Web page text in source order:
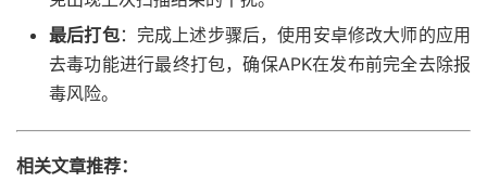
最后打包：完成上述步骤后，使用安卓修改大师的应用
去毒功能进行最终打包，确保APK在发布前完全去除报
毒风险。
相关文章推荐：